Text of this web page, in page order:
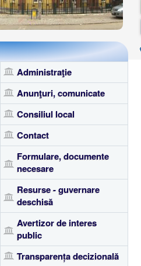
Administraţie
Anunţuri, comunicate
Consiliul local
Contact
Formulare, documente
necesare
Resurse - guvernare
deschisă
Avertizor de interes
public
Transparența decizională